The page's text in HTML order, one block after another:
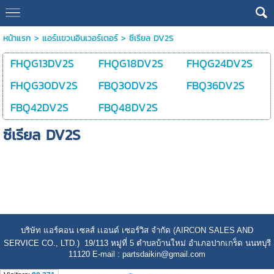
หน้าแรก > แอร์เเขวนอินเวอร์เตอร์> ซีเรียล DV2S
FHQG13DV2S FHQG18DV2S
FHQG24DV2S
FHQG30DV2S
FBQ30DV2S
FBQ36DV2S
FBQ42DV2S
FBQ48DV2S
ซีเรียล DV2S
บริษัท แอร์คอน เซลส์ เเอนด์ เซอร์วิส จำกัด (AIRCON SALES AND
SERVICE CO., LTD.) 19/113 หมู่ที่ 5 ตำบลบ้านใหม่ อำเภอปากเกร็ด นนทบุรี
11120 E-mail : partsdaikin@gmail.com